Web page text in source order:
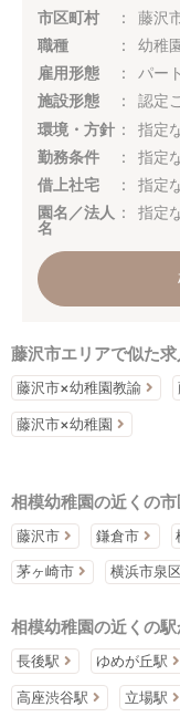
市区町村
藤沢
職種
幼稚
雇用形態
パー
施設形態
認定
環境・方針
指定
勤務条件
指定
借上社宅
指定
園名／法人
名
指定
藤沢市エリアで似た
藤沢市×幼稚園教諭
藤沢市×幼稚園
相模幼稚園の近くの
藤沢市 鎌倉市
茅ヶ崎市 横浜市泉区
相模幼稚園の近くの
長後駅 ゆめが丘駅
高座渋谷駅 立場駅